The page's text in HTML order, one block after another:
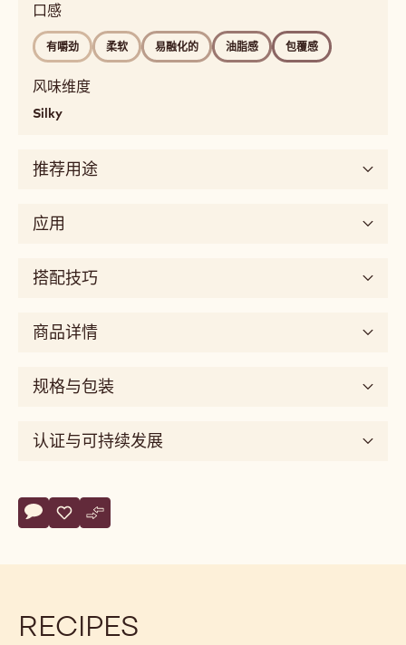
口
感
chewy,
soft,
melting,
味
sweet
风
维
silky
口感
有嚼劲 柔软 易融化的 油脂感 包覆感
风味维度
Silky
推荐用途
应用
搭配技巧
商品详情
规格与包装
认证与可持续发展
Actions
评论
- W2保存
- W2比较
- W2
RECIPES